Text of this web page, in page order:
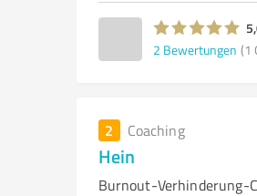
2 Bewertungen (1
2 Coaching
Hein
Burnout-Verhinderung-